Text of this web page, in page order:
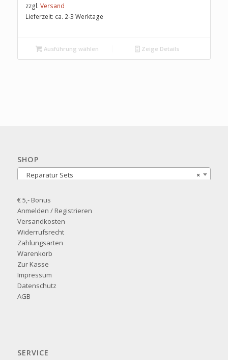
zzgl. Versand
Lieferzeit: ca. 2-3 Werktage
Ausführung wählen Zeige Details
SHOP
×
Reparatur Sets
€ 5,- Bonus
Anmelden / Registrieren
Versandkosten
Widerrufsrecht
Zahlungsarten
Warenkorb
Zur Kasse
Impressum
Datenschutz
AGB
SERVICE